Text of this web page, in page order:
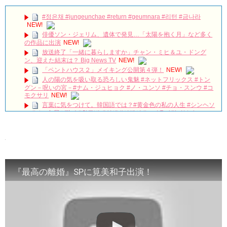
#정은채 #jungeunchae #return #geumnara #리턴 #금나라
NEW!
俳優ソン・ジェリム、遺体で発見…「太陽を抱く月」など多く
の作品に出演 NEW!
放送終了「一緒に暮らしますか」チャン・ミヒ＆ユ・ドング
ン、迎えた結末は？ Big News TV NEW!
「ペントハウス２」メイキング公開第４弾！
NEW!
人の陽の気を吸い取る恐ろしい鬼魅 #ネットフリックス #トン
グン－呪いの宮－#ナム・ジュヒョク #ノ・ユンソ #チョ・スンウ #コ
モクサリ
NEW!
言葉に気をつけて。韓国語では？#黄金色の私の人生 #シンヘソ
ン #その冬風が吹く#황금빛내인생 #신혜선 #그겨울바람이분다
家に帰って寝ようとしたらお父さんが変になった？！
ジ」の撮影に復帰へ
「違う（ちがう）・異なる」を韓国語では？「다르다（タル
ダ）」の意味・使い方について
『最高の離婚』SPに筧美和子出演！